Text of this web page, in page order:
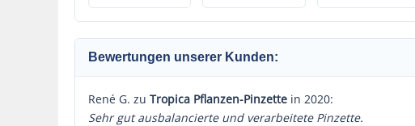
wenig Pflanzen
Bewertungen unserer Kunden:
René G. zu Tropica Pflanzen-Pinzette in 2020:
Sehr gut ausbalancierte und verarbeitete Pinzette.